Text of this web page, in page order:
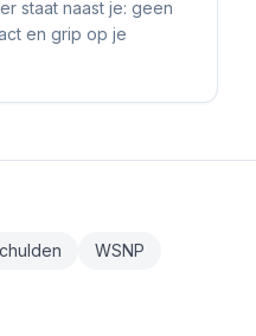
staat naast je: geen
en grip op je
WSNP